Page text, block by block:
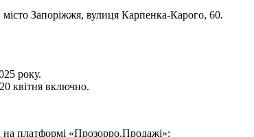
Запоріжжя, вулиця Карпенка-Карого, 60.
року.
квітня включно.
на платформі «Прозорро.Продажі»: